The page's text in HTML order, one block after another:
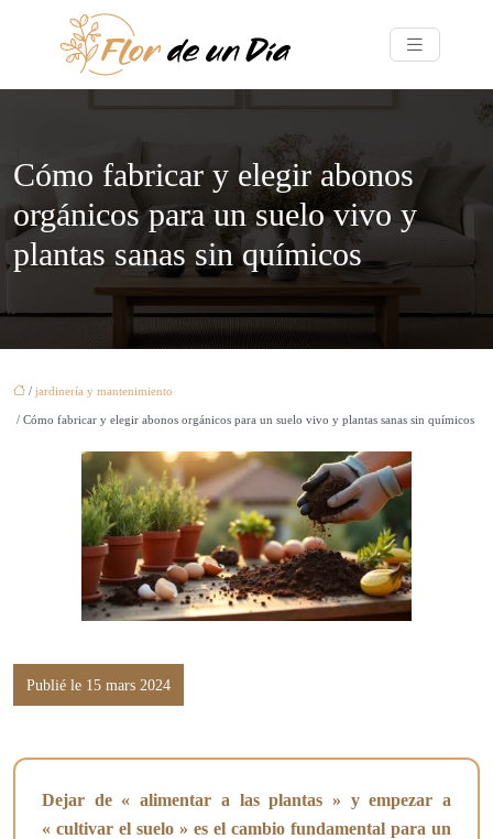
Cómo fabricar y elegir abonos
orgánicos para un suelo vivo y
plantas sanas sin químicos
/ jardinería y mantenimiento
/ Cómo fabricar y elegir abonos orgánicos para un suelo vivo y plantas sanas sin químicos
Publié le 15 mars 2024
Dejar de « alimentar a las plantas » y empezar a
« cultivar el suelo » es el cambio fundamental para un